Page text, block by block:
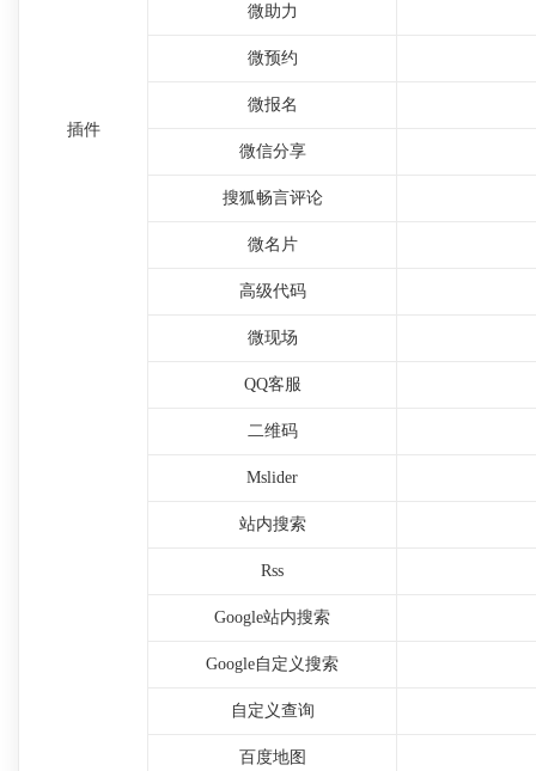
插件
微助力
微预约
微报名
微信分享
搜狐畅言评论
微名片
高级代码
微现场
QQ客服
二维码
Mslider
站内搜索
Rss
Google站内搜索
Google自定义搜索
自定义查询
百度地图